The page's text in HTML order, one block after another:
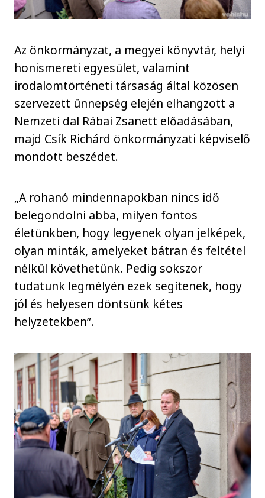
Az önkormányzat, a megyei könyvtár, helyi
honismereti egyesület, valamint
irodalomtörténeti társaság által közösen
szervezett ünnepség elején elhangzott a
Nemzeti dal Rábai Zsanett előadásában,
majd Csík Richárd önkormányzati képviselő
mondott beszédet.
„A rohanó mindennapokban nincs idő
belegondolni abba, milyen fontos
életünkben, hogy legyenek olyan jelképek,
olyan minták, amelyeket bátran és feltétel
nélkül követhetünk. Pedig sokszor
tudatunk legmélyén ezek segítenek, hogy
jól és helyesen döntsünk kétes
helyzetekben”.